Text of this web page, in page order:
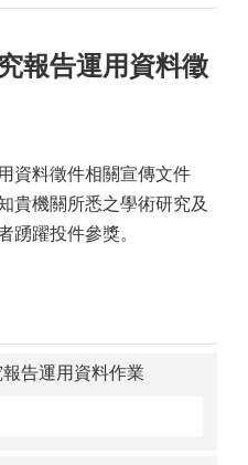
報告運用資料徵
資料徵件相關宣傳文件
貴機關所悉之學術研究及
踴躍投件參獎。
告運用資料作業